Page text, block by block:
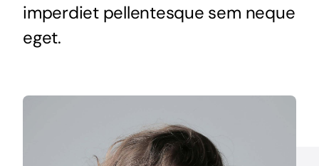
imperdiet pellentesque sem neque
eget.